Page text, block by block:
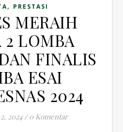
, PRESTASI
MERAIH
2 LOMBA
FINALIS
ESAI
2024
2024 / 0 Komentar